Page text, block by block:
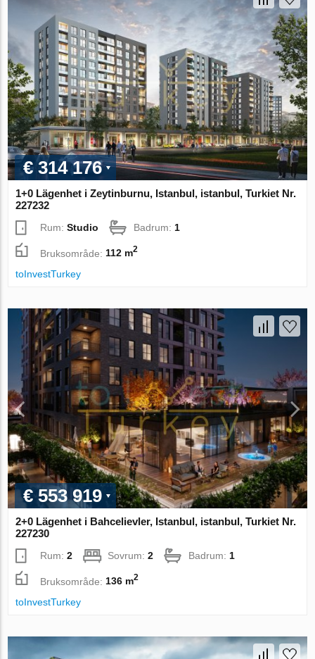
€ 314 176
1+0 Lägenhet i Zeytinburnu, Istanbul, istanbul, Turkiet Nr.
227232
Rum:Studio Badrum: 1
Bruksområde:112 m2
toInvestTurkey
€ 553 919
2+0 Lägenhet i Bahcelievler, Istanbul, istanbul, Turkiet Nr.
227230
Rum:2 Sovrum:2 Badrum: 1
Bruksområde: 136 m2
toInvestTurkey